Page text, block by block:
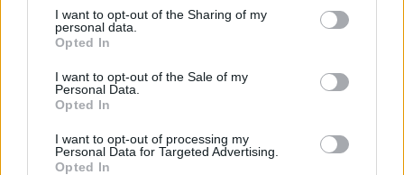
not limited to your visit or usage behaviour. You may click to
grant or deny consent to Google and its third-party tags to
use your data for below specified purposes in below Google
consent section.
I want to opt-out of the Sharing of my
personal data.
Opted In
I want to opt-out of the Sale of my
Personal Data.
Opted In
I want to opt-out of processing my
Personal Data for Targeted Advertising.
Opted In
Σχόλια
του